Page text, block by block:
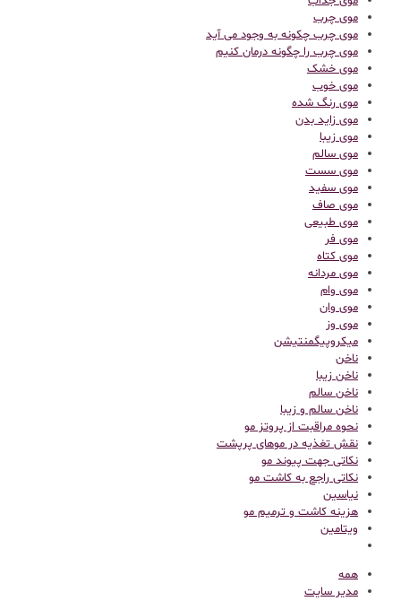
موی چرب
موی چرب چکونه به وجود می آید
موی چرب را چگونه درمان کنیم
موی خشک
موی خوب
موی رنگ شده
موی زاید بدن
موی زیبا
موی سالم
موی سست
موی سفید
موی صاف
موی طبیعی
موی فر
موی کتاه
موی مردانه
موی وام
موی وان
موی وز
میکروپیگمنتیشن
ناخن
ناخن زیبا
ناخن سالم
ناخن سالم و زیبا
نحوه مراقبت از پروتز مو
نقش تغذیه در موهای پرپشت
نکاتی جهت پیوند مو
نکاتی راجع به کاشت مو
نیاسین
هزینه کاشت و ترمیم مو
ویتامین
همه
مدیر سایت